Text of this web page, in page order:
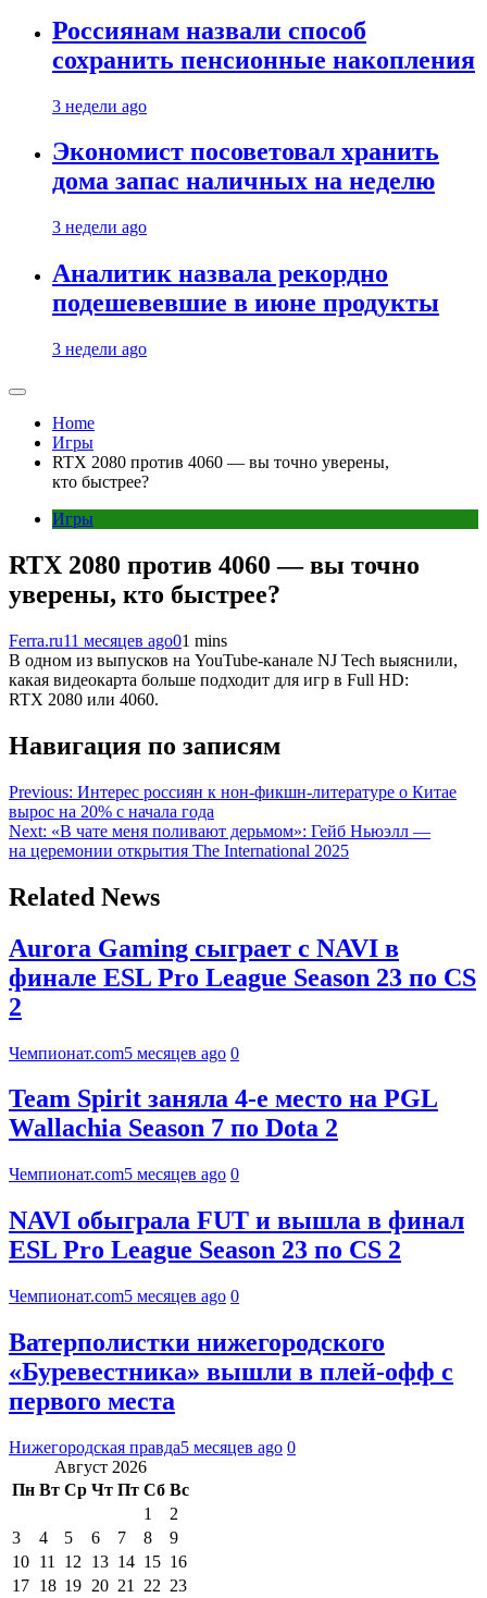
Россиянам назвали способ
сохранить пенсионные накопления
3 недели ago
Экономист посоветовал хранить
дома запас наличных на неделю
3 недели ago
Аналитик назвала рекордно
подешевевшие в июне продукты
3 недели ago
Home
Игры
RTX 2080 против 4060 — вы точно уверены,
кто быстрее?
Игры
RTX 2080 против 4060 — вы точно
уверены, кто быстрее?
Ferra.ru11 месяцев ago01 mins
В одном из выпусков на YouTube-канале NJ Tech выяснили,
какая видеокарта больше подходит для игр в Full HD:
RTX 2080 или 4060.
Навигация по записям
Previous: Интерес россиян к нон-фикшн-литературе о Китае
вырос на 20% с начала года
Next: «В чате меня поливают дерьмом»: Гейб Ньюэлл —
на церемонии открытия The International 2025
Related News
Aurora Gaming сыграет с NAVI в
финале ESL Pro League Season 23 по CS
2
Чемпионат.com5 месяцев ago 0
Team Spirit заняла 4-е место на PGL
Wallachia Season 7 по Dota 2
Чемпионат.com5 месяцев ago 0
NAVI обыграла FUT и вышла в финал
ESL Pro League Season 23 по CS 2
Чемпионат.com5 месяцев ago 0
Ватерполистки нижегородского
«Буревестника» вышли в плей-офф с
первого места
Нижегородская правда5 месяцев ago 0
Август 2026
Пн Вт Ср Чт Пт Сб Вс
1
2
3
4 5 6 7 8
9
10 11 12 13 14 15 16
17 18 19 20 21 22 23